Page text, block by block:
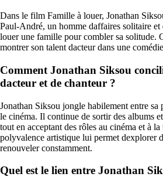
Dans le film Famille à louer, Jonathan
Paul-André, un homme daffaires solitaire et
louer une famille pour combler sa solitude.
montrer son talent dacteur dans une
Comment Jonathan Siksou
dacteur et de chanteur ?
Jonathan Siksou jongle habilement entre sa
le cinéma. Il continue de sortir des albums
tout en acceptant des rôles au cinéma et à
polyvalence artistique lui permet dexplorer
renouveler constamment.
Quel est le lien entre Jonathan